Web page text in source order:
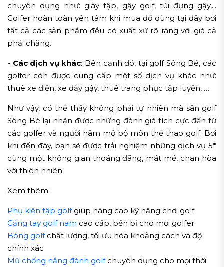
chuyên dụng như: giày tập, gậy golf, túi đựng gậy,...
Golfer hoàn toàn yên tâm khi mua đồ dùng tại đây bởi
tất cả các sản phẩm đều có xuất xứ rõ ràng với giá cả
phải chăng.
- Các dịch vụ khác: Bên cạnh đó, tại golf Sông Bé, các
golfer còn được cung cấp một số dịch vụ khác như:
thuê xe điện, xe đẩy gậy, thuê trang phục tập luyện, …
Như vậy, có thể thấy không phải tự nhiên mà sân golf
Sông Bé lại nhận được những đánh giá tích cực đến từ
các golfer và người hâm mộ bộ môn thể thao golf. Bởi
khi đến đây, bạn sẽ được trải nghiệm những dịch vụ 5*
cùng một không gian thoáng đãng, mát mẻ, chan hòa
với thiên nhiên.
Xem thêm:
Phụ kiện tập golfgiúp nâng cao kỹ năng chơi golf
Găng tay golf nam cao cấp, bền bỉ cho mọi golfer
Bóng golfchất lượng, tối ưu hóa khoảng cách và độ
chính xác
Mũ chống nắng đánh golfchuyên dụng cho mọi thời